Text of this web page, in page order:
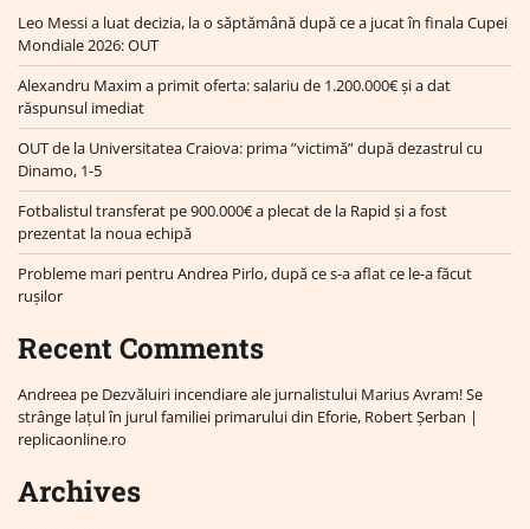
Leo Messi a luat decizia, la o săptămână după ce a jucat în finala Cupei
Mondiale 2026: OUT
Alexandru Maxim a primit oferta: salariu de 1.200.000€ și a dat
răspunsul imediat
OUT de la Universitatea Craiova: prima ”victimă” după dezastrul cu
Dinamo, 1-5
Fotbalistul transferat pe 900.000€ a plecat de la Rapid și a fost
prezentat la noua echipă
Probleme mari pentru Andrea Pirlo, după ce s-a aflat ce le-a făcut
rușilor
Recent Comments
Andreea pe Dezvăluiri incendiare ale jurnalistului Marius Avram! Se
strânge lațul în jurul familiei primarului din Eforie, Robert Șerban |
replicaonline.ro
Archives